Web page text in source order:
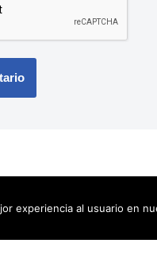
experiencia al usuario en